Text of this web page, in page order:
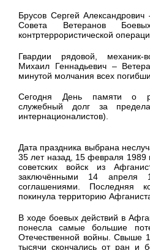
Брусов Сергей
Совета Ветеранов
контртеррористической
Гвардии рядовой,
Михаил Геннадьевич –
минутой молчания всех
Сегодня День памяти о
служебный долг за
интернационалистов).
Дата праздника выбрана
35 лет назад, 15 февраля
советских войск из
заключёнными 14 апреля
соглашениями. Последняя
покинула территорию
В ходе боевых действий в
понесла самые большие
Отечественной войны. Свыше
тысячи скончались от ран и